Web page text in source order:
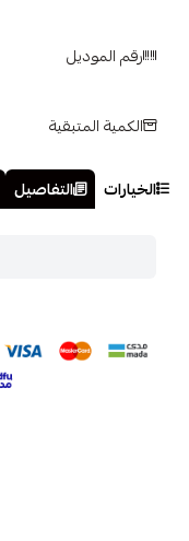
رقم الموديل
الكمية المتبقية
الخيارات التفاصيل